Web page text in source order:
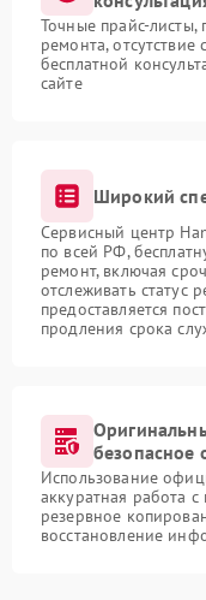
Точные прайс-листы,
ремонта,
бесплатной
сайте
Широкий
Сервисный центр
по всей РФ,
ремонт, включая
отслеживать статус
предоставляется
продления срока
безопасное
Использование
аккуратная работа
резервное
восстановление